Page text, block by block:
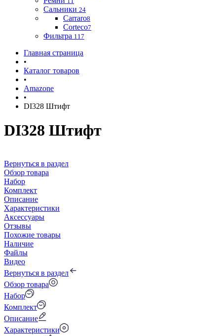
Сальники 24
Carraro8
Corteco7
Фильтра 117
Главная страница
•
Каталог товаров
•
Amazone
•
DI328 Штифт
DI328 Штифт
Вернуться в раздел
Обзор товара
Набор
Комплект
Описание
Характеристики
Аксессуары
Отзывы
Похожие товары
Наличие
Файлы
Видео
Вернуться в раздел
Обзор товара
Набор
Комплект
Описание
Характеристики